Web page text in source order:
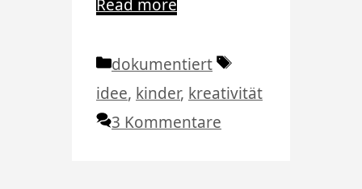
Read more
Kategorien
dokumentiert
Schlagwörter
idee, kinder, kreativität
3 Kommentare